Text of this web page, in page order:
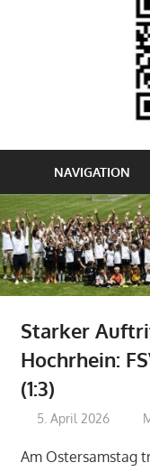
NAVIGATION
Starker
Hochrhein:
(1:3)
5. April 2026
Am Ostersamstag